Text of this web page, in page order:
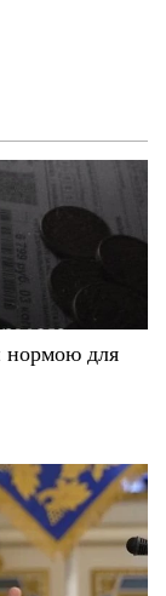
нормою для